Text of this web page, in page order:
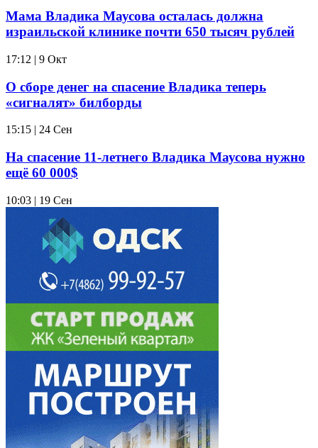
Мама Владика Маусова осталась должна
израильской клинике почти 650 тысяч рублей
17:12 | 9 Окт
О сборе денег на спасение Владика теперь
«сигналят» билборды
15:15 | 24 Сен
На спасение 11-летнего Владика Маусова нужно
ещё 60 000$
10:03 | 19 Сен